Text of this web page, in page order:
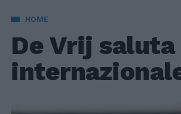
HOME
De Vrij